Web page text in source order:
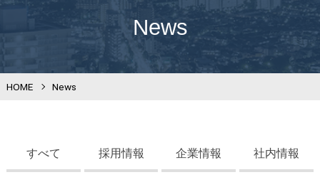
News
HOME >
News
すべて 採用情報 企業情報 社内情報